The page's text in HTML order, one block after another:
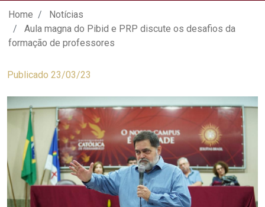
Aula magna do Pibid e PRP discute os
Home
Notícias
Aula magna do Pibid e PRP discute os desafios da
formação de professores
Publicado 23/03/23